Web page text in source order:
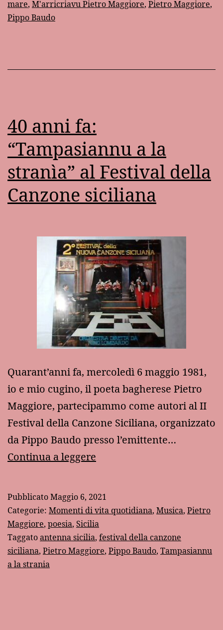
mare, M'arricriavu Pietro Maggiore, Pietro Maggiore,
Pippo Baudo
40 anni fa:
“Tampasiannu a la
stranìa” al Festival della
Canzone siciliana
Quarant’anni fa, mercoledì 6 maggio 1981,
io e mio cugino, il poeta bagherese Pietro
Maggiore, partecipammo come autori al II
Festival della Canzone Siciliana, organizzato
da Pippo Baudo presso l’emittente…
Continua a leggere
“Tampasiannu
a
la
stranìa”
PubblicatoMaggio 6, 2021
Categorie: Momenti di vita quotidiana, Musica, Pietro
Maggiore, poesia, Sicilia
Taggatoantenna sicilia, festival della canzone
siciliana, Pietro Maggiore, Pippo Baudo, Tampasiannu
a la strania